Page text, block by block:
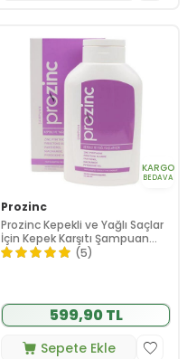
KARGO
BEDAVA
Prozinc
Prozinc Kepekli ve Yağlı Saçlar
İçin Kepek Karşıtı Şampuan
300ml
(5)
599,90 TL
Sepete Ekle